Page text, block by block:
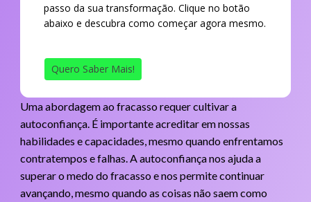
passo da sua transformação. Clique no botão
abaixo e descubra como começar agora mesmo.
Quero Saber Mais!
Uma abordagem ao fracasso requer cultivar a
autoconfiança. É importante acreditar em nossas
habilidades e capacidades, mesmo quando enfrentamos
contratempos e falhas. A autoconfiança nos ajuda a
superar o medo do fracasso e nos permite continuar
avançando, mesmo quando as coisas não saem como